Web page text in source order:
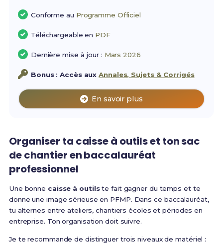
Conforme au Programme Officiel
Téléchargeable en PDF
Dernière mise à jour : Mars 2026
Bonus : Accès auxAnnales, Sujets & Corrigés
En savoir plus
Organiser ta caisse à outils et ton sac
de chantier en baccalauréat
professionnel
Une bonne caisse à outilste fait gagner du temps et te
donne une image sérieuse en PFMP. Dans ce baccalauréat,
tu alternes entre ateliers, chantiers écoles et périodes en
entreprise. Ton organisation doit suivre.
Je te recommande de distinguer trois niveaux de matériel :